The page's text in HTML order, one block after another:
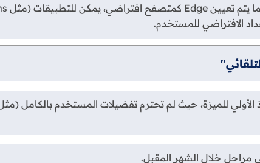
الافتراضي للمستخدم.
للميزة، حيث لم تحترم تفضيلات المستخدم بالكامل
مراحل خلال الشهر المقبل.